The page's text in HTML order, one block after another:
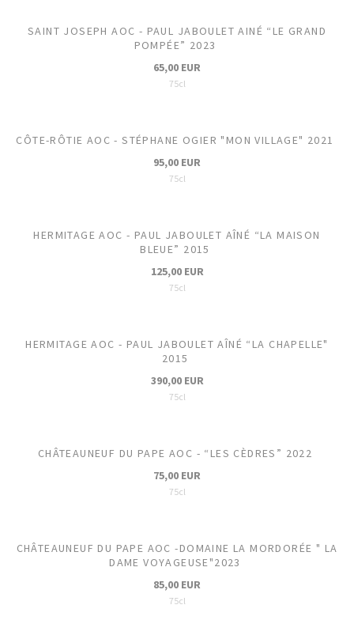
SAINT JOSEPH AOC - PAUL JABOULET AINÉ “LE GRAND
POMPÉE” 2023
65,00 EUR
75cl
CÔTE-RÔTIE AOC - STÉPHANE OGIER "MON VILLAGE" 2021
95,00 EUR
75cl
HERMITAGE AOC - PAUL JABOULET AÎNÉ “LA MAISON
BLEUE” 2015
125,00 EUR
75cl
HERMITAGE AOC - PAUL JABOULET AÎNÉ “LA CHAPELLE"
2015
390,00 EUR
75cl
CHÂTEAUNEUF DU PAPE AOC - “LES CÈDRES” 2022
75,00 EUR
75cl
CHÂTEAUNEUF DU PAPE AOC -DOMAINE LA MORDORÉE " LA
DAME VOYAGEUSE"2023
85,00 EUR
75cl